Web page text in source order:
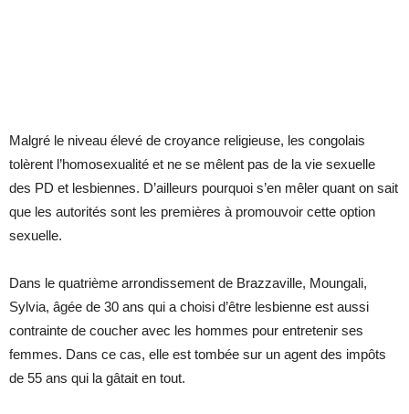
Malgré le niveau élevé de croyance religieuse, les congolais
tolèrent l’homosexualité et ne se mêlent pas de la vie sexuelle
des PD et lesbiennes. D’ailleurs pourquoi s’en mêler quant on sait
que les autorités sont les premières à promouvoir cette option
sexuelle.
Dans le quatrième arrondissement de Brazzaville, Moungali,
Sylvia, âgée de 30 ans qui a choisi d’être lesbienne est aussi
contrainte de coucher avec les hommes pour entretenir ses
femmes. Dans ce cas, elle est tombée sur un agent des impôts
de 55 ans qui la gâtait en tout.